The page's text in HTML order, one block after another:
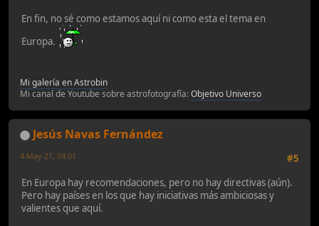
En fin, no sé como estamos aquí ni como esta el tema en
Europa.
Mi galería en Astrobin
Mi canal de Youtube sobre astrofotografía:Objetivo Universo
Jesús Navas Fernández
#5
4-May-21, 04:01
En Europa hay recomendaciones, pero no hay directivas (aún).
Pero hay países en los que hay iniciativas más ambiciosas y
valientes que aquí.